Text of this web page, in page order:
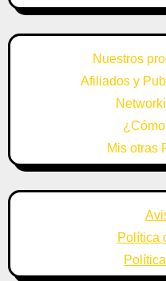
Nuestros
Afiliados y
Mis otras
Política